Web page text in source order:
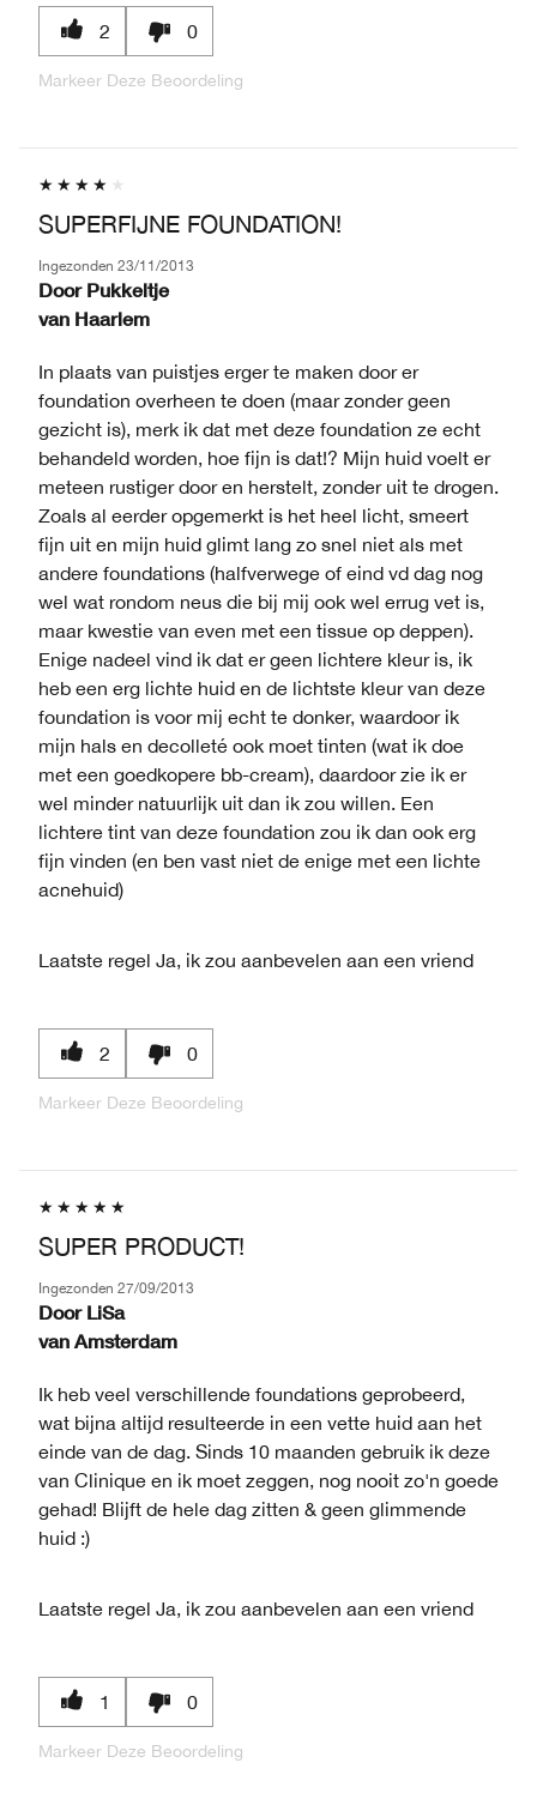
2 0
Markeer Deze Beoordeling
SUPERFIJNE FOUNDATION!
Ingezonden 23/11/2013
Door Pukkeltje
van Haarlem
In plaats van puistjes erger te maken door er
foundation overheen te doen (maar zonder geen
gezicht is), merk ik dat met deze foundation ze echt
behandeld worden, hoe fijn is dat!? Mijn huid voelt er
meteen rustiger door en herstelt, zonder uit te drogen.
Zoals al eerder opgemerkt is het heel licht, smeert
fijn uit en mijn huid glimt lang zo snel niet als met
andere foundations (halfverwege of eind vd dag nog
wel wat rondom neus die bij mij ook wel errug vet is,
maar kwestie van even met een tissue op deppen).
Enige nadeel vind ik dat er geen lichtere kleur is, ik
heb een erg lichte huid en de lichtste kleur van deze
foundation is voor mij echt te donker, waardoor ik
mijn hals en decolleté ook moet tinten (wat ik doe
met een goedkopere bb-cream), daardoor zie ik er
wel minder natuurlijk uit dan ik zou willen. Een
lichtere tint van deze foundation zou ik dan ook erg
fijn vinden (en ben vast niet de enige met een lichte
acnehuid)
Laatste regel Ja, ik zou aanbevelen aan een vriend
2 0
Markeer Deze Beoordeling
SUPER PRODUCT!
Ingezonden 27/09/2013
Door LiSa
van Amsterdam
Ik heb veel verschillende foundations geprobeerd,
wat bijna altijd resulteerde in een vette huid aan het
einde van de dag. Sinds 10 maanden gebruik ik deze
van Clinique en ik moet zeggen, nog nooit zo'n goede
gehad! Blijft de hele dag zitten & geen glimmende
huid :)
Laatste regel Ja, ik zou aanbevelen aan een vriend
1 0
Markeer Deze Beoordeling